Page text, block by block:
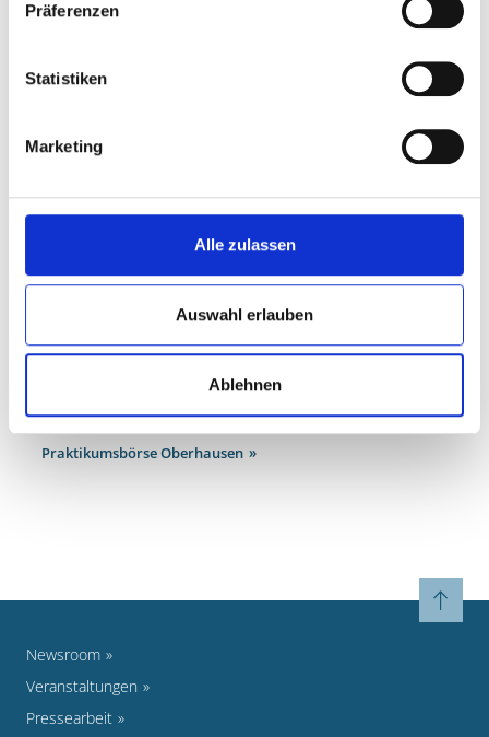
Präferenzen
Statistiken
Marketing
Alle zulassen
Auswahl erlauben
Ablehnen
E-Mail
Weitere Informationen zum Thema "Praktikum bei der
Praktikumsseite des Fachbereichs Aus- und Fortbildung
.
Stadt Oberhausen
46045 Oberhausen
WEITERFÜHRENDE LINKS
Praktikumsbörse Oberhausen
Newsroom
Veranstaltungen
Pressearbeit